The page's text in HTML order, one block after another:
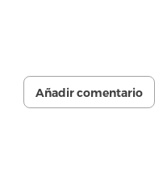
Añadir comentario